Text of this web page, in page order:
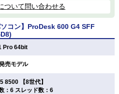
ついて問い合わせる
コン】ProDesk 600 G4 SFF
Pro 64bit
売モデル
8500 【8世代】
：6 スレッド数：6